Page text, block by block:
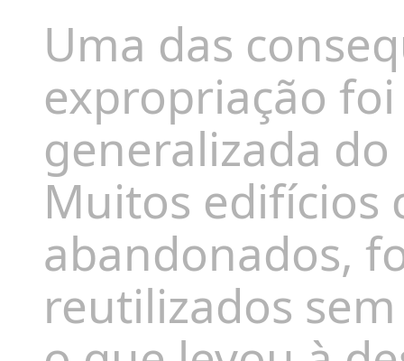
Uma das
expropriação
generalizada
Muitos
abandonados,
reutilizados